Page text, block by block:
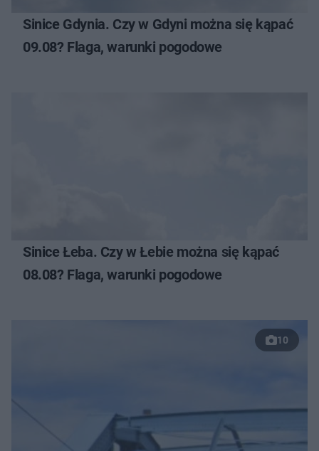
Sinice Gdynia. Czy w Gdyni można się kąpać
09.08? Flaga, warunki pogodowe
Sinice Łeba. Czy w Łebie można się kąpać
08.08? Flaga, warunki pogodowe
10